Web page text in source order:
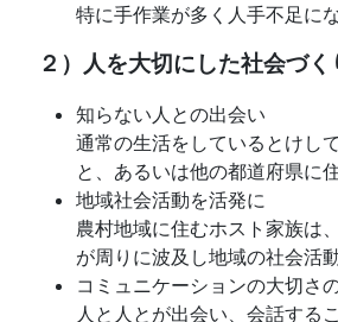
特に手作業が多く人手不足に
２）人を大切にした社会づく
知らない人との出会い
通常の生活をしているとけし
と、あるいは他の都道府県に
地域社会活動を活発に
農村地域に住むホスト家族は
が周りに波及し地域の社会活
コミュニケーションの大切さ
人と人とが出会い、会話する